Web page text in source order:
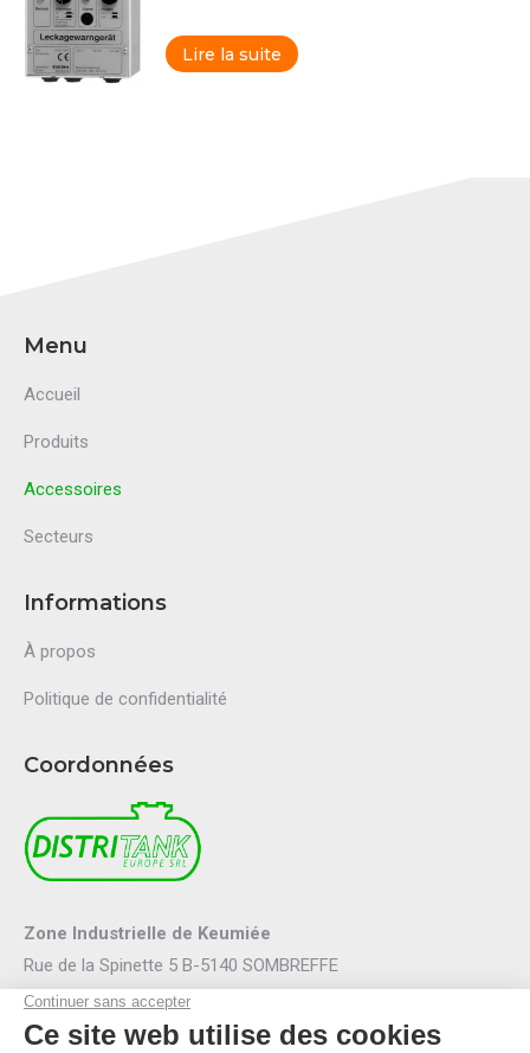
Lire la suite
Menu
Accueil
Produits
Accessoires
Secteurs
Informations
À propos
Politique de confidentialité
Coordonnées
Zone Industrielle de Keumiée
Rue de la Spinette 5 B-5140 SOMBREFFE
Mail :info@distritank.be
Tel.: 071/88 81 46